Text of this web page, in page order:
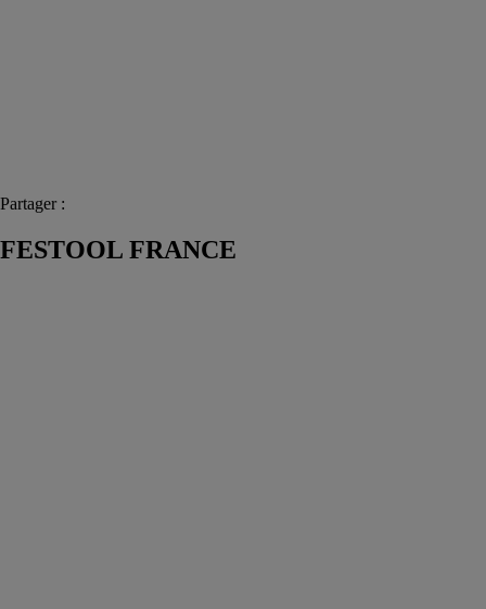
Partager :
FESTOOL FRANCE